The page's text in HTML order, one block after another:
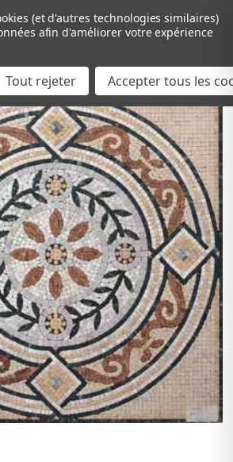
Passer au contenu principal
(et d'autres technologies similaires)
afin d'améliorer votre expérience
Tout rejeter Accepter tous les